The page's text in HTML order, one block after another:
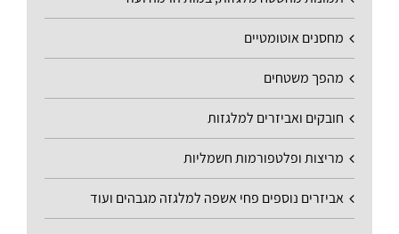
מחסנים אוטומטיים
מהפך משטחים
חובקים ואביזרים למלגזות
מריצות ופלטפורמות חשמליות
אביזרים נוספים פחי אשפה למלגזה מגבהים ועוד